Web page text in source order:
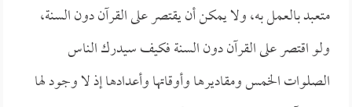
متعبد بالعمل به، ولا يمكن أن يقتصر على القرآن دون السنة،
ولو اقتصر على القرآن دون السنة فكيف سيدرك الناس
الصلوات الخمس ومقاديرها وأوقاتها وأعدادها إذ لا وجود لها